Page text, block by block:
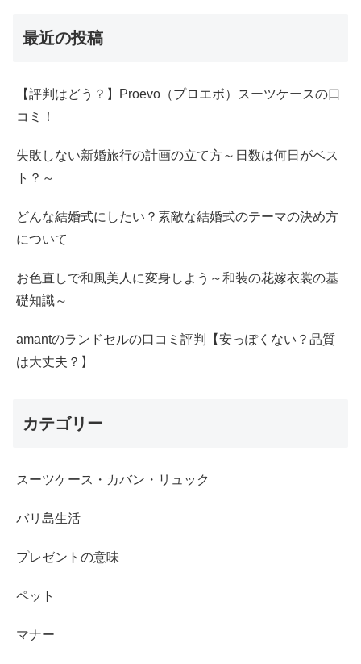
最近の投稿
【評判はどう？】Proevo（プロエボ）スーツケースの口
コミ！
失敗しない新婚旅行の計画の立て方～日数は何日がベス
ト？～
どんな結婚式にしたい？素敵な結婚式のテーマの決め方
について
お色直しで和風美人に変身しよう～和装の花嫁衣裳の基
礎知識～
amantのランドセルの口コミ評判【安っぽくない？品質
は大丈夫？】
カテゴリー
スーツケース・カバン・リュック
バリ島生活
プレゼントの意味
ペット
マナー